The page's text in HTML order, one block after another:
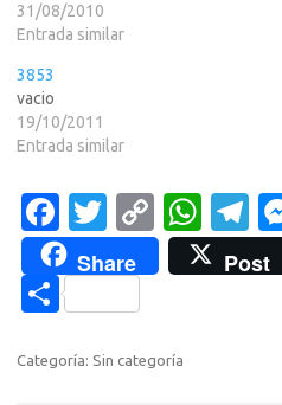
honrados o al menos
coherentes.En LEER MAS
Albert en el que pone a parir
al m?pintado en la defensa
del tribunal…
31/08/2010
Entrada similar
3853
vacio
19/10/2011
Entrada similar
Fa
c
e
b
o
T
w
it
te
r
C
o
p
Li
W
h
at
T
el
e
Share Post
C
m
Categoría: Sin categoría